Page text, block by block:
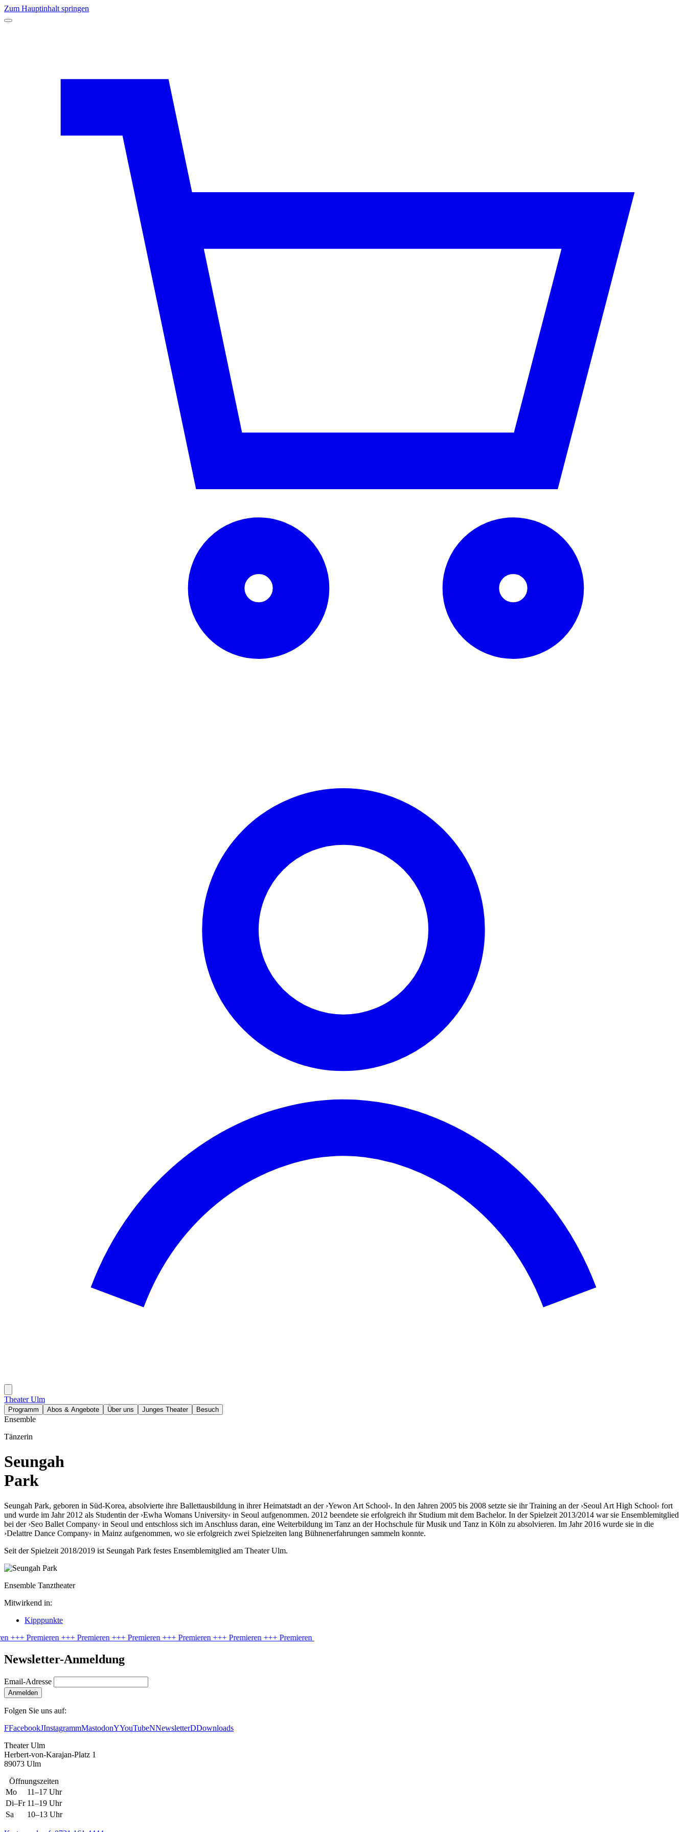
Zum Hauptinhalt springen
Theater Ulm
Programm Abos & Angebote Über uns Junges Theater Besuch
Ensemble
Tänzerin
Seungah
Park
Seungah Park, geboren in Süd-Korea, absolvierte ihre Ballettausbildung in ihrer Heimatstadt an der ›Yewon Art School‹. In den Jahren 2005 bis 2008 setzte sie ihr Training an der ›Seoul Art High School‹ fort
und wurde im Jahr 2012 als Studentin der ›Ewha Womans University‹ in Seoul aufgenommen. 2012 beendete sie erfolgreich ihr Studium mit dem Bachelor. In der Spielzeit 2013/2014 war sie Ensemblemitglied
bei der ›Seo Ballet Company‹ in Seoul und entschloss sich im Anschluss daran, eine Weiterbildung im Tanz an der Hochschule für Musik und Tanz in Köln zu absolvieren. Im Jahr 2016 wurde sie in die
›Delattre Dance Company‹ in Mainz aufgenommen, wo sie erfolgreich zwei Spielzeiten lang Bühnenerfahrungen sammeln konnte.
Seit der Spielzeit 2018/2019 ist Seungah Park festes Ensemblemitglied am Theater Ulm.
Ensemble Tanztheater
Mitwirkend in:
Kipppunkte
+++ Premieren+++ Premieren+++ Premieren+++ Premieren+++ Premieren+++ Premieren
Newsletter-Anmeldung
Email-Adresse
Anmelden
Folgen Sie uns auf:
FFacebookJInstagrammMastodonYYouTubeNNewsletterDDownloads
Theater Ulm
Herbert-von-Karajan-Platz 1
89073 Ulm
Öffnungszeiten
Mo
11–17 Uhr
Di–Fr 11–19 Uhr
Sa
10–13 Uhr